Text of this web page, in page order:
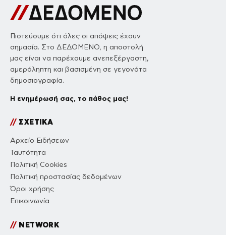
Πιστεύουμε ότι όλες οι απόψεις έχουν
σημασία. Στο ΔΕΔΟΜΕΝΟ, η αποστολή
μας είναι να παρέχουμε ανεπεξέργαστη,
αμερόληπτη και βασισμένη σε γεγονότα
δημοσιογραφία.
Η ενημέρωσή σας, το πάθος μας!
//ΣΧΕΤΙΚΑ
Αρχείο Ειδήσεων
Ταυτότητα
Πολιτική Cookies
Πολιτική προστασίας δεδομένων
Όροι χρήσης
Επικοινωνία
//NETWORK